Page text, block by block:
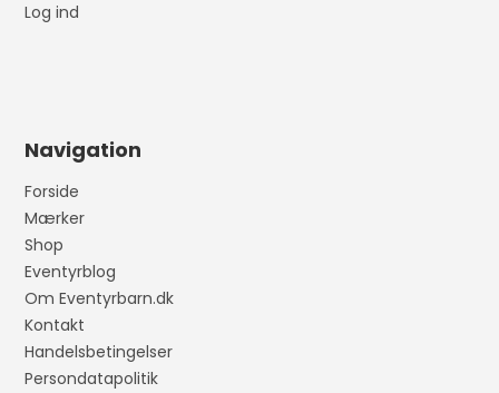
Log ind
Navigation
Forside
Mærker
Shop
Eventyrblog
Om Eventyrbarn.dk
Kontakt
Handelsbetingelser
Persondatapolitik